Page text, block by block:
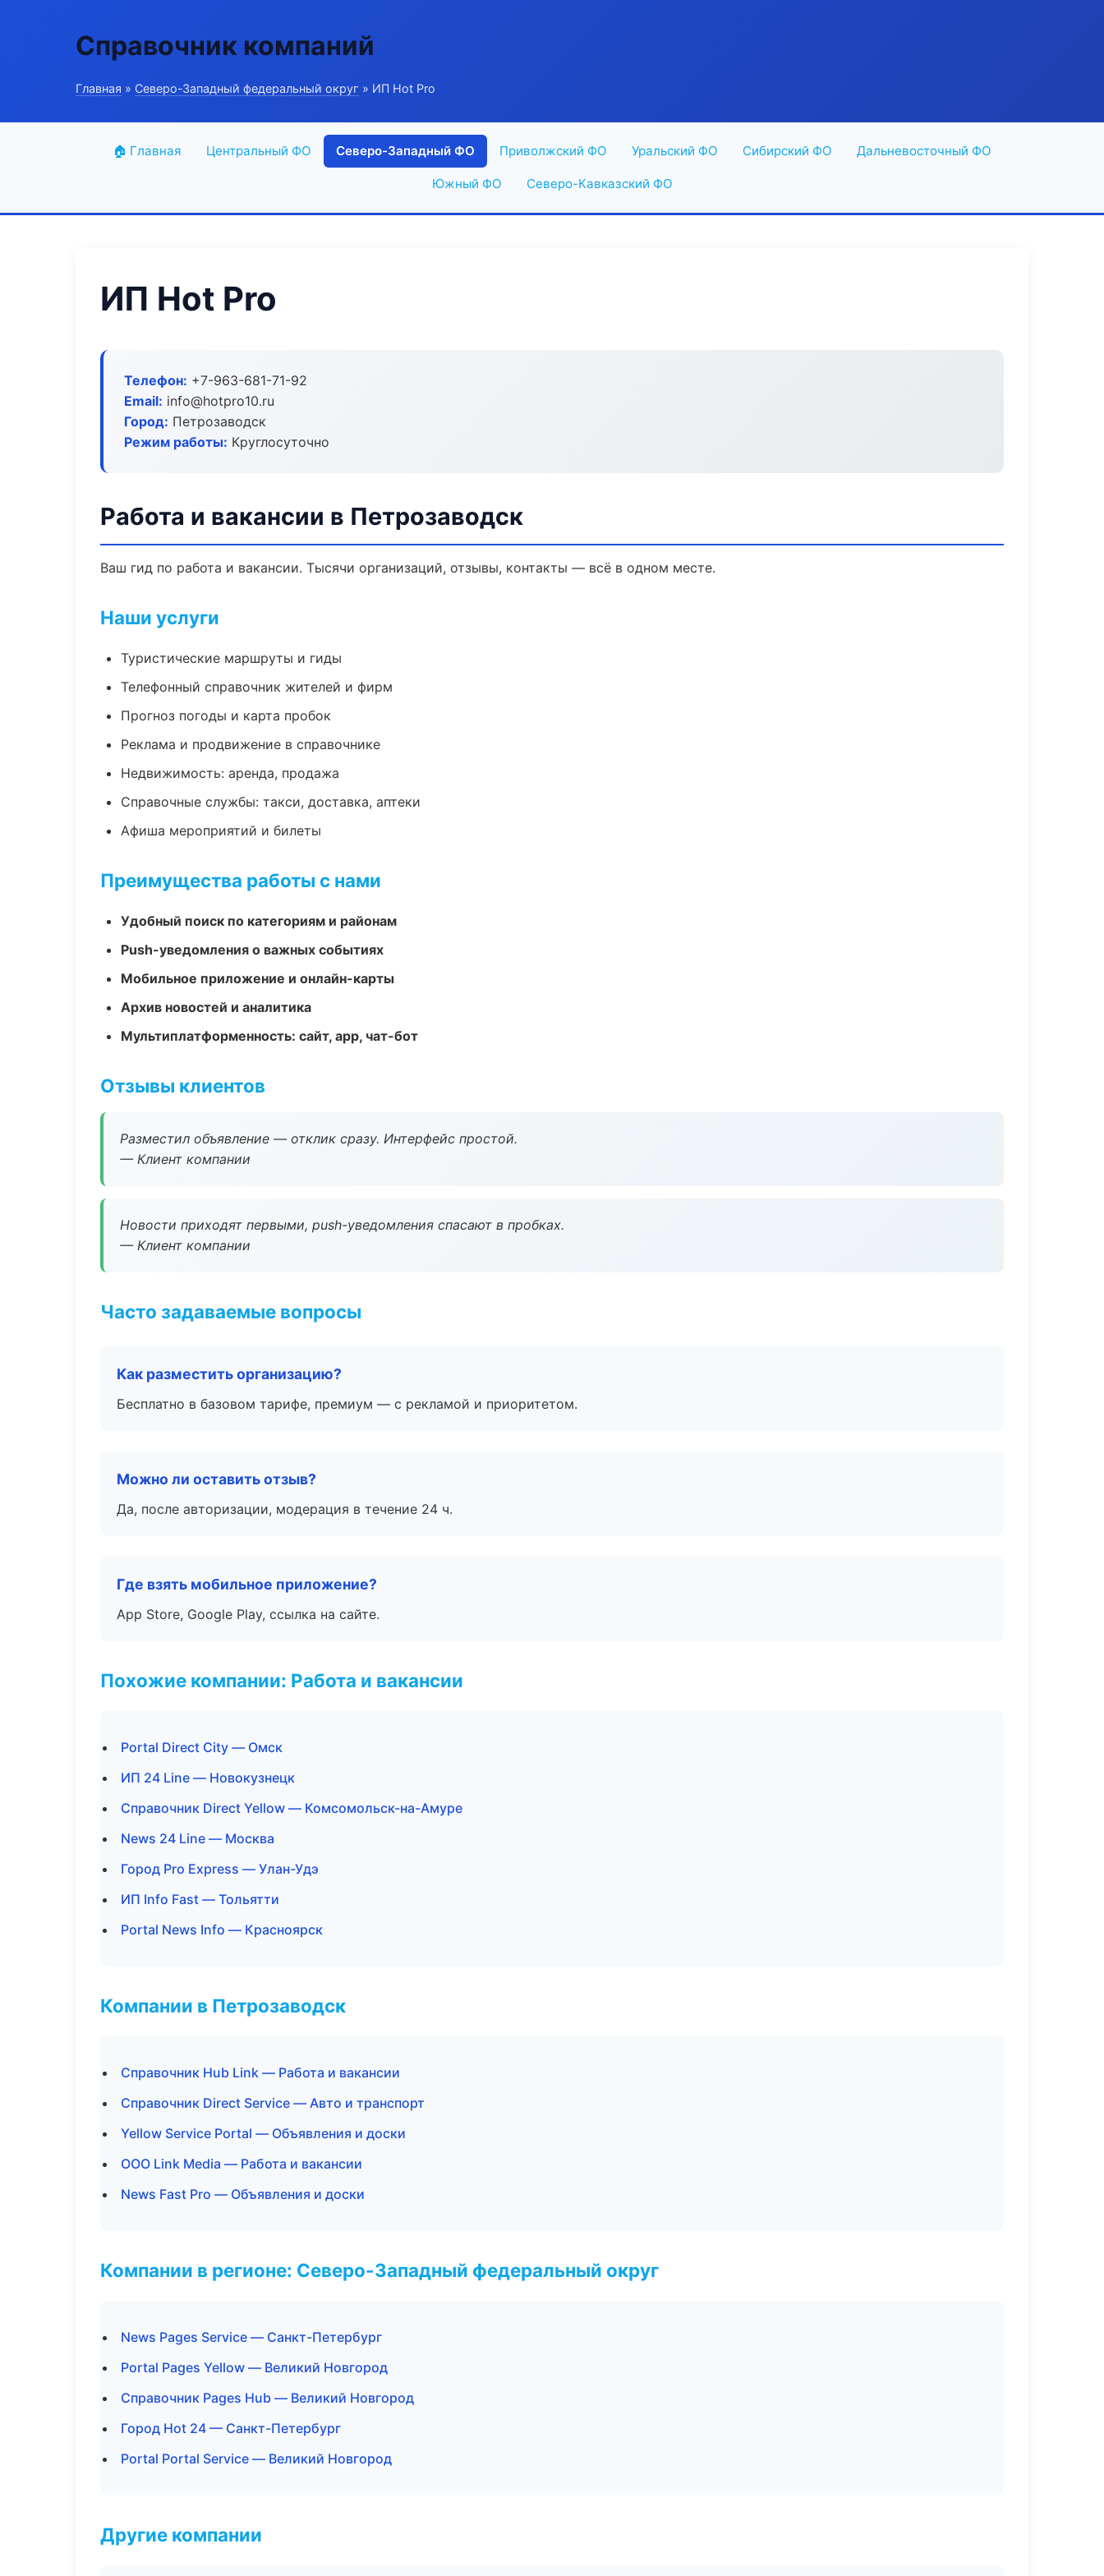
Справочник компаний
Главная » Северо-Западный федеральный округ » ИП Hot Pro
🏠 Главная Центральный ФО Северо-Западный ФО Приволжский ФО Уральский ФО Сибирский ФО Дальневосточный ФО
Южный ФО Северо-Кавказский ФО
ИП Hot Pro
Телефон: +7-963-681-71-92
Email: info@hotpro10.ru
Город: Петрозаводск
Режим работы: Круглосуточно
Работа и вакансии в Петрозаводск
Ваш гид по работа и вакансии. Тысячи организаций, отзывы, контакты — всё в одном месте.
Наши услуги
Туристические маршруты и гиды
Телефонный справочник жителей и фирм
Прогноз погоды и карта пробок
Реклама и продвижение в справочнике
Недвижимость: аренда, продажа
Справочные службы: такси, доставка, аптеки
Афиша мероприятий и билеты
Преимущества работы с нами
Удобный поиск по категориям и районам
Push-уведомления о важных событиях
Мобильное приложение и онлайн-карты
Архив новостей и аналитика
Мультиплатформенность: сайт, app, чат-бот
Отзывы клиентов
Разместил объявление — отклик сразу. Интерфейс простой.
— Клиент компании
Новости приходят первыми, push-уведомления спасают в пробках.
— Клиент компании
Часто задаваемые вопросы
Как разместить организацию?
Бесплатно в базовом тарифе, премиум — с рекламой и приоритетом.
Можно ли оставить отзыв?
Да, после авторизации, модерация в течение 24 ч.
Где взять мобильное приложение?
App Store, Google Play, ссылка на сайте.
Похожие компании: Работа и вакансии
Portal Direct City — Омск
ИП 24 Line — Новокузнецк
Справочник Direct Yellow — Комсомольск-на-Амуре
News 24 Line — Москва
Город Pro Express — Улан-Удэ
ИП Info Fast — Тольятти
Portal News Info — Красноярск
Компании в Петрозаводск
Справочник Hub Link — Работа и вакансии
Справочник Direct Service — Авто и транспорт
Yellow Service Portal — Объявления и доски
ООО Link Media — Работа и вакансии
News Fast Pro — Объявления и доски
Компании в регионе: Северо-Западный федеральный округ
News Pages Service — Санкт-Петербург
Portal Pages Yellow — Великий Новгород
Справочник Pages Hub — Великий Новгород
Город Hot 24 — Санкт-Петербург
Portal Portal Service — Великий Новгород
Другие компании